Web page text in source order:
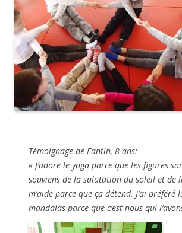
Témoignage de Fantin, 8 ans:
« J’adore le yoga parce que les figures
souviens de la salutation du soleil et de
m’aide parce que ça détend. J’ai préféré
mandalas parce que c’est nous qui